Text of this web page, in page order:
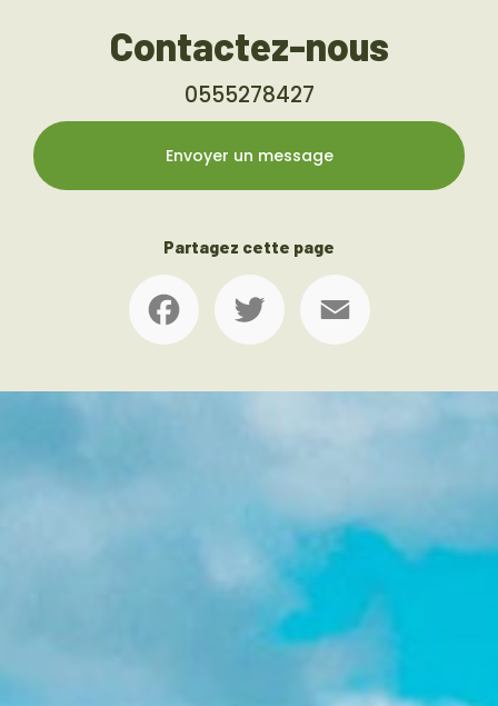
Contactez-nous
0555278427
Envoyer un message
Partagez cette page
Facebook Twitter